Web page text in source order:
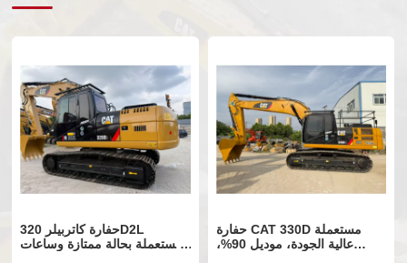
حفارة كاتربيلر 320D2L
مستعملة بحالة ممتازة وساعات
حفارة CAT 330D مستعملة
عالية الجودة، موديل 90%،